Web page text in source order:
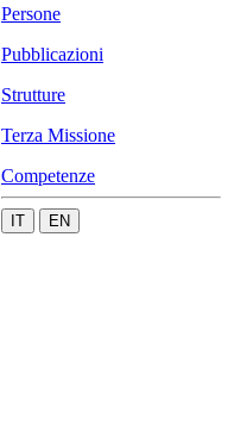
Persone
Pubblicazioni
Strutture
Terza Missione
Competenze
IT EN